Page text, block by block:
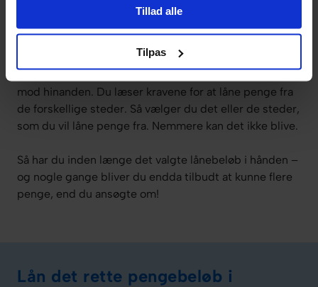
Tillad alle
Tilpas
der går ikke længe, får du får forskellige lånetilbud.
skal låne penge i weekenden med kort varsel.
Så du kan i ro og mag veje de forskellige lånetilbud op
mod hinanden. Du læser kravene for at låne penge fra
de forskellige steder. Så vælger du det eller de steder,
som du vil låne penge fra. Nemmere kan det ikke blive.
Så har du inden længe det valgte lånebeløb i hånden –
og nogle gange bliver du endda tilbudt at kunne flere
penge, end du ansøgte om!
Lån det rette pengebeløb i